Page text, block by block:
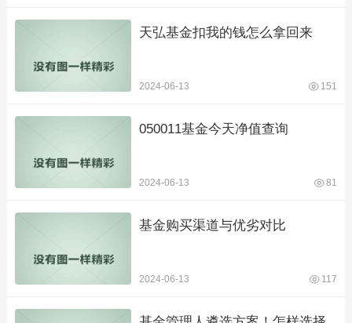
天弘基金扣我的钱怎么拿回来
2024-06-13 151
050011基金今天净值查询
2024-06-13 81
基金购买渠道与优劣对比
2024-06-13 117